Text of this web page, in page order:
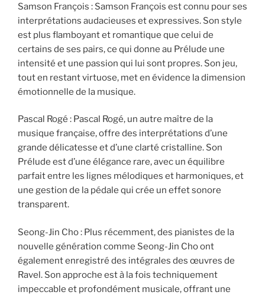
Samson François : Samson François est connu pour ses
interprétations audacieuses et expressives. Son style
est plus flamboyant et romantique que celui de
certains de ses pairs, ce qui donne au Prélude une
intensité et une passion qui lui sont propres. Son jeu,
tout en restant virtuose, met en évidence la dimension
émotionnelle de la musique.
Pascal Rogé : Pascal Rogé, un autre maître de la
musique française, offre des interprétations d’une
grande délicatesse et d’une clarté cristalline. Son
Prélude est d’une élégance rare, avec un équilibre
parfait entre les lignes mélodiques et harmoniques, et
une gestion de la pédale qui crée un effet sonore
transparent.
Seong-Jin Cho : Plus récemment, des pianistes de la
nouvelle génération comme Seong-Jin Cho ont
également enregistré des intégrales des œuvres de
Ravel. Son approche est à la fois techniquement
impeccable et profondément musicale, offrant une